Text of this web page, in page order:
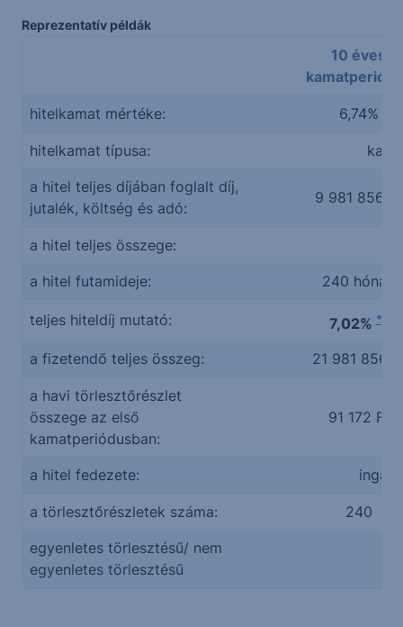
Reprezentatív példák
10 éves
hitelkamat mértéke: 6,74%
hitelkamat típusa:
a hitel teljes díjában foglalt díj,
jutalék, költség és adó:
9 981 856 Ft
a hitel teljes összege:
a hitel futamideje:
240 hónap
teljes hiteldíj mutató: 7,02%**
a fizetendő teljes összeg: 21 981 856
a havi törlesztőrészlet
összege az első
kamatperiódusban:
91 172 Ft
a hitel fedezete:
a törlesztőrészletek száma:
240
egyenletes törlesztésű/ nem
egyenletes törlesztésű